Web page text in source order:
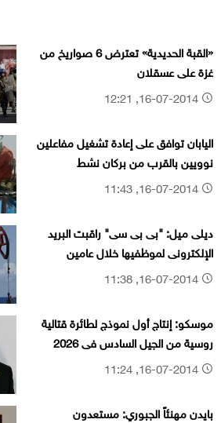
«القبة الحديدية» تعترض 6 صواريخ من
غزة على عسقلان
16-07-2014, 12:21
اليابان توافق على إعادة تشغيل مفاعلين
نوويين بالقرب من بركان نشط
16-07-2014, 11:43
ديلى ميل: "بى بى سى" راقبت البريد
الإلكترونى لموظفيها خلال عامين
16-07-2014, 11:38
موسكو: إنتاج أول نموذج لطائرة قتالية
روسية من الجيل السادس فى 2026
16-07-2014, 11:24
بايدن مهنئاً الجبوري: مستعدون